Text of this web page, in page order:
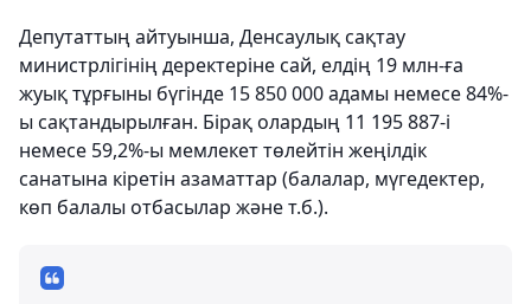
Депутаттың айтуынша, Денсаулық сақтау
министрлігінің деректеріне сай, елдің 19 млн-ға
жуық тұрғыны бүгінде 15 850 000 адамы немесе 84%-
ы сақтандырылған. Бірақ олардың 11 195 887-і
немесе 59,2%-ы мемлекет төлейтін жеңілдік
санатына кіретін азаматтар (балалар, мүгедектер,
көп балалы отбасылар және т.б.).